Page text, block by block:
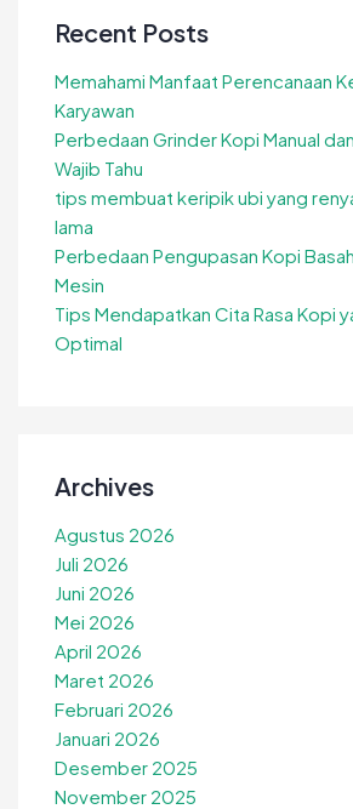
Recent Posts
Memahami Manfaat Perencanaan
Karyawan
Perbedaan Grinder Kopi Manual
Wajib Tahu
tips membuat keripik ubi yang
lama
Perbedaan Pengupasan Kopi
Mesin
Tips Mendapatkan Cita Rasa Kopi
Optimal
Archives
Agustus 2026
Juli 2026
Juni 2026
Mei 2026
April 2026
Maret 2026
Februari 2026
Januari 2026
Desember 2025
November 2025